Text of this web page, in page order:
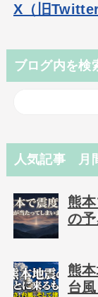
X（旧Twitter
ブログ内を検
人気記事 月
熊
の
熊
台